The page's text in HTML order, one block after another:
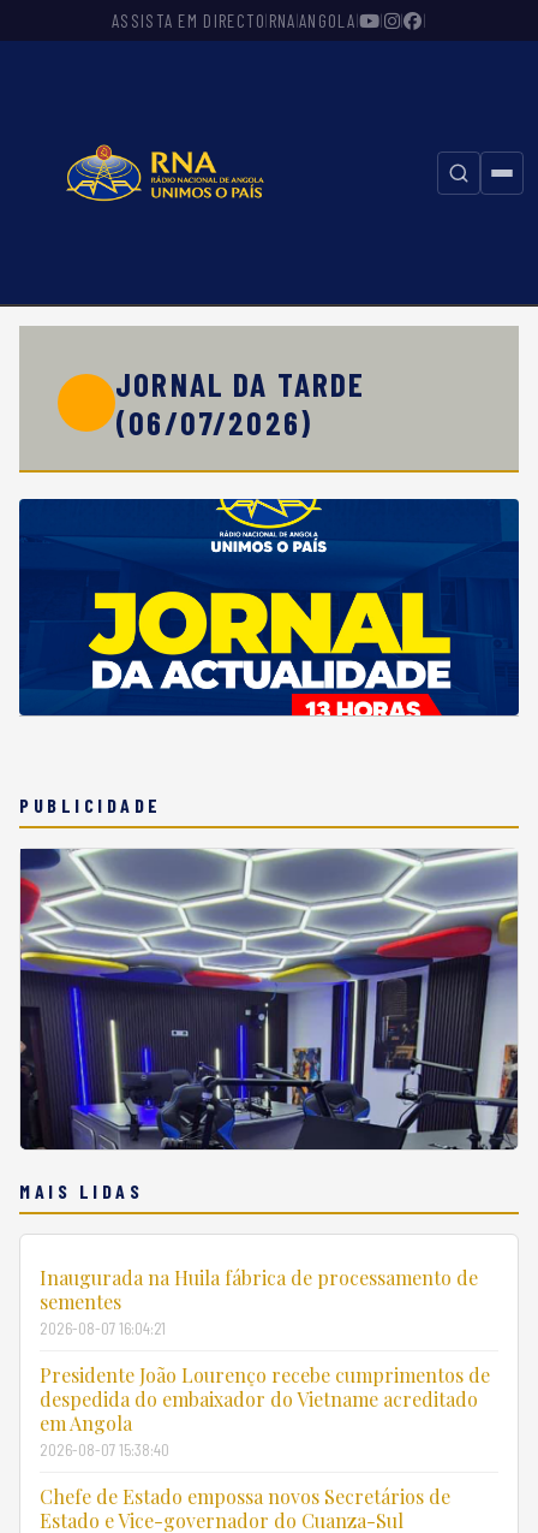
ASSISTA EM DIRECTO|RNA|ANGOLA| | | |
⚲
JORNAL DA TARDE
(06/07/2026)
PUBLICIDADE
MAIS LIDAS
Inaugurada na Huila fábrica de processamento de
sementes
2026-08-07 16:04:21
Presidente João Lourenço recebe cumprimentos de
despedida do embaixador do Vietname acreditado
em Angola
2026-08-07 15:38:40
Chefe de Estado empossa novos Secretários de
Estado e Vice-governador do Cuanza-Sul